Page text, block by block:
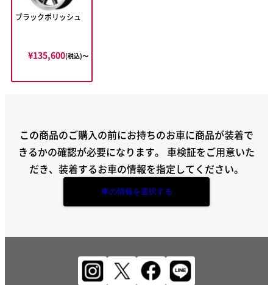
ブラックポリッシュ
¥135,600(税込)〜
この商品のご購入の前にお持ちのお車に商品が装着で
きるかの確認が必要になります。 車検証をご用意いた
だき、装着するお車の情報を指定してください。
車の情報を選択する